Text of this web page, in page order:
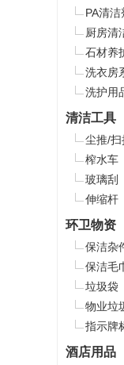
PA清洁
厨房清
石材养
洗衣房
洗护用
清洁工具
尘推/扫
榨水车
玻璃刮
伸缩杆
环卫物资
保洁杂
保洁毛
垃圾袋
物业垃
指示牌
酒店用品